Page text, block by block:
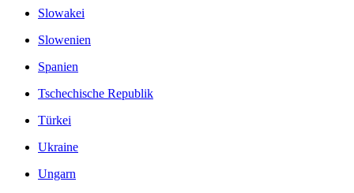
Slowakei
Slowenien
Spanien
Tschechische Republik
Türkei
Ukraine
Ungarn